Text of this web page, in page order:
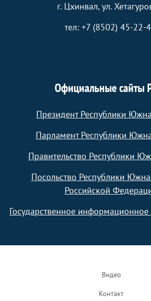
г. Цхинвал, ул.
тел: +7 (8502) 45-22-
Официальные
Президент Республики
Парламент Республики
Правительство Республики
Посольство Республики
Российской
Государственное информационное
Видео
Контакт